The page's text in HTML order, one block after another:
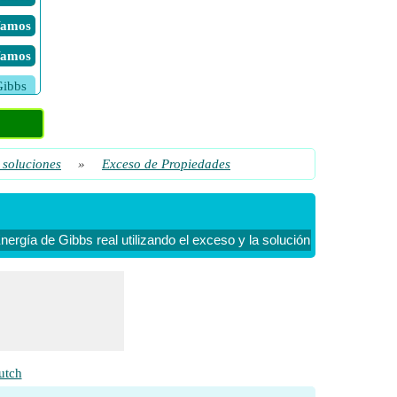
» Exceso de Propiedades
de Gibbs real utilizando el exceso y la solución ideal Energía